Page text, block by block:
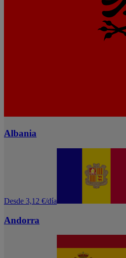
Albania
Desde 3,12 €/día
Andorra